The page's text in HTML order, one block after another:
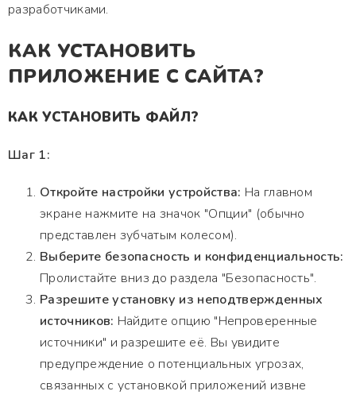
разработчиками.
КАК УСТАНОВИТЬ
ПРИЛОЖЕНИЕ С САЙТА?
КАК УСТАНОВИТЬ ФАЙЛ?
Шаг 1:
Откройте настройки устройства: На главном
экране нажмите на значок "Опции" (обычно
представлен зубчатым колесом).
Выберите безопасность и конфиденциальность:
Пролистайте вниз до раздела "Безопасность".
Разрешите установку из неподтвержденных
источников: Найдите опцию "Непроверенные
источники" и разрешите её. Вы увидите
предупреждение о потенциальных угрозах,
связанных с установкой приложений извне